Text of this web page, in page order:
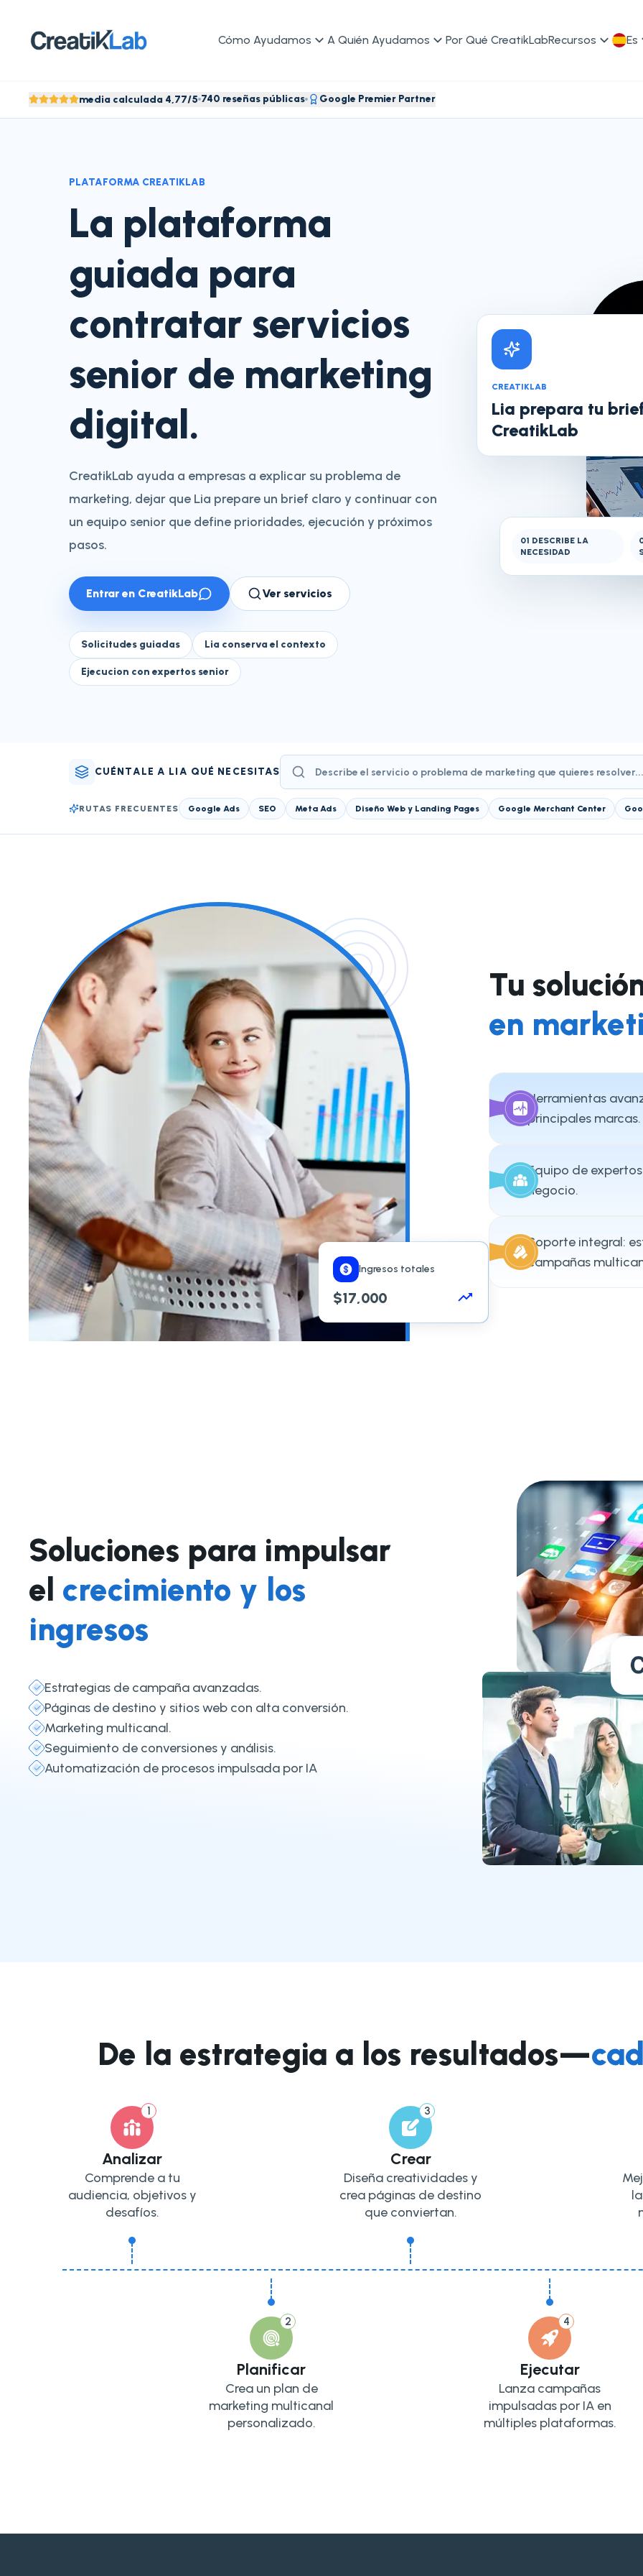
Cómo Ayudamos A Quién Ayudamos Por Qué CreatikLabRecursos Es
media calculada 4,77/5 740 reseñas públicas Google Premier Partner
PLATAFORMA CREATIKLAB
La plataforma
guiada para
contratar servicios
senior de marketing
digital.
CreatikLab ayuda a empresas a explicar su problema de
marketing, dejar que Lia prepare un brief claro y continuar con
un equipo senior que define prioridades, ejecución y próximos
pasos.
Entrar en CreatikLab Ver servicios
Solicitudes guiadas Lia conserva el contexto
Ejecucion con expertos senior
CREATIKLAB
Lia prepara tu
CreatikLab
01 DESCRIBE LA
NECESIDAD
CUÉNTALE A LIA QUÉ NECESITAS
RUTAS FRECUENTES Google Ads SEO Meta Ads Diseño Web y Landing Pages Google Merchant Center
Ingresos totales
$17,000
Tu
en
Herramientas
principales marcas.
Equipo de
negocio.
Soporte integral:
campañas
Soluciones para impulsar
el crecimiento y los
ingresos
Estrategias de campaña avanzadas.
Páginas de destino y sitios web con alta conversión.
Marketing multicanal.
Seguimiento de conversiones y análisis.
Automatización de procesos impulsada por IA
De la estrategia a los resultados—
1
Analizar
Comprende a tu
audiencia, objetivos y
desafíos.
2
Planificar
Crea un plan de
marketing multicanal
personalizado.
3
Crear
Diseña creatividades y
crea páginas de destino
que conviertan.
4
Ejecutar
Lanza campañas
impulsadas por IA en
múltiples plataformas.